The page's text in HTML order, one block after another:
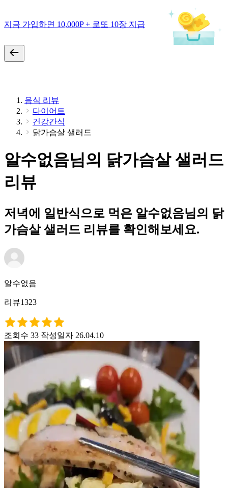
지금 가입하면 10,000P + 로또 10장 지급
음식 리뷰
다이어트
건강간식
닭가슴살 샐러드
알수없음님의 닭가슴살 샐러드
리뷰
저녁에 일반식으로 먹은 알수없음님의 닭
가슴살 샐러드 리뷰를 확인해보세요.
알수없음
리뷰1323
조회수 33 작성일자 26.04.10